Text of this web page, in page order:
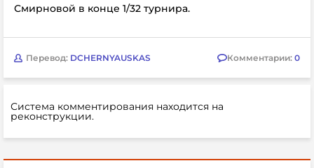
Смирновой в конце 1/32 турнира.
Перевод: DCHERNYAUSKAS Комментарии: 0
Система комментирования находится на
реконструкции.